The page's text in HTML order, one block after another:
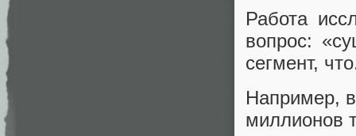
Работа
вопрос:
сегмент,
Например,
миллионов